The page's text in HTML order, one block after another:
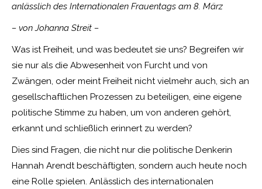
anlässlich des Internationalen Frauentags am 8. März
– von Johanna Streit –
Was ist Freiheit, und was bedeutet sie uns? Begreifen wir
sie nur als die Abwesenheit von Furcht und von
Zwängen, oder meint Freiheit nicht vielmehr auch, sich an
gesellschaftlichen Prozessen zu beteiligen, eine eigene
politische Stimme zu haben, um von anderen gehört,
erkannt und schließlich erinnert zu werden?
Dies sind Fragen, die nicht nur die politische Denkerin
Hannah Arendt beschäftigten, sondern auch heute noch
eine Rolle spielen. Anlässlich des internationalen